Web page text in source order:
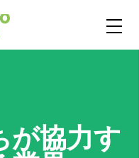
が協力す